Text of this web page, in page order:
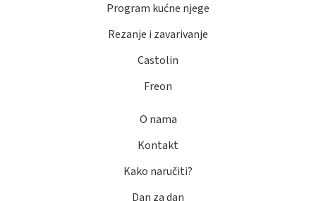
Program kućne njege
Rezanje i zavarivanje
Castolin
Freon
O nama
Kontakt
Kako naručiti?
Dan za dan